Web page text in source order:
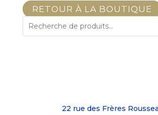
RETOUR À LA BOUTIQUE
22 rue des Frères